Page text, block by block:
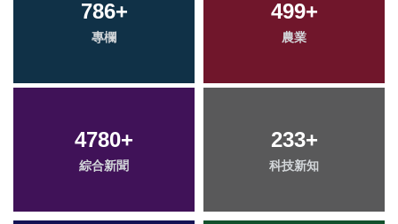
786+
專欄
499+
農業
4780+
綜合新聞
233+
科技新知